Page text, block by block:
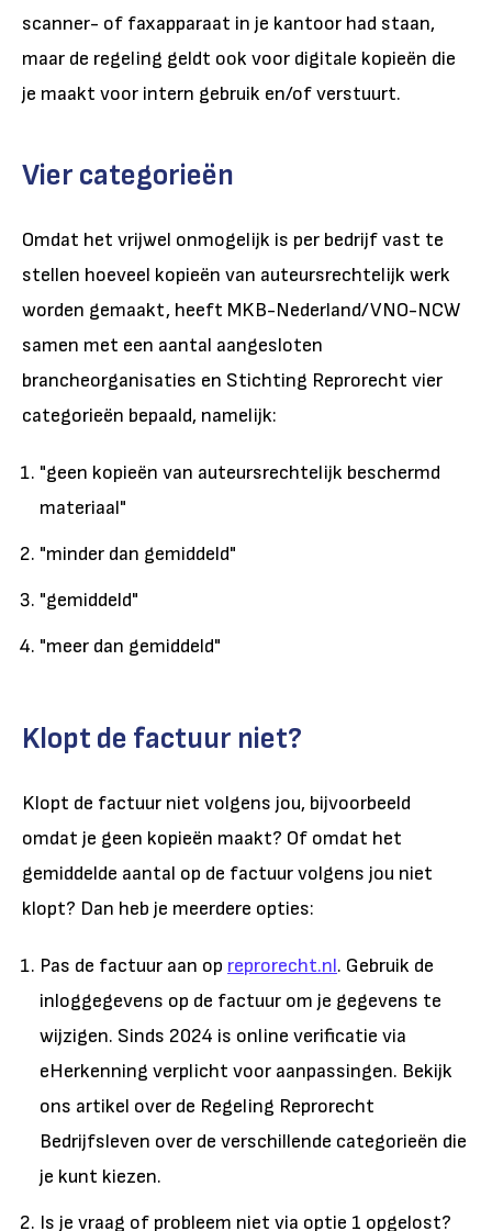
scanner- of faxapparaat in je kantoor had staan,
maar de regeling geldt ook voor digitale kopieën die
je maakt voor intern gebruik en/of verstuurt.
Vier categorieën
Omdat het vrijwel onmogelijk is per bedrijf vast te
stellen hoeveel kopieën van auteursrechtelijk werk
worden gemaakt, heeft MKB-Nederland/VNO-NCW
samen met een aantal aangesloten
brancheorganisaties en Stichting Reprorecht vier
categorieën bepaald, namelijk:
"geen kopieën van auteursrechtelijk beschermd
materiaal"
"minder dan gemiddeld"
"gemiddeld"
"meer dan gemiddeld"
Klopt de factuur niet?
Klopt de factuur niet volgens jou, bijvoorbeeld
omdat je geen kopieën maakt? Of omdat het
gemiddelde aantal op de factuur volgens jou niet
klopt? Dan heb je meerdere opties:
Pas de factuur aan op reprorecht.nl. Gebruik de
inloggegevens op de factuur om je gegevens te
wijzigen. Sinds 2024 is online verificatie via
eHerkenning verplicht voor aanpassingen. Bekijk
ons artikel over de Regeling Reprorecht
Bedrijfsleven over de verschillende categorieën die
je kunt kiezen.
Is je vraag of probleem niet via optie 1 opgelost?